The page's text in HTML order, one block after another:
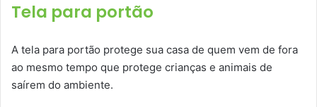
Tela para portão
A tela para portão protege sua casa de quem vem de fora
ao mesmo tempo que protege crianças e animais de
saírem do ambiente.